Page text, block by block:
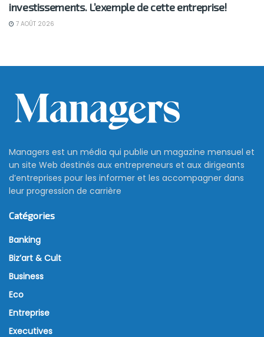
investissements. L’exemple de cette entreprise!
7 AOÛT 2026
Managers est un média qui publie un magazine mensuel et
un site Web destinés aux entrepreneurs et aux dirigeants
d’entreprises pour les informer et les accompagner dans
leur progression de carrière
Catégories
Banking
Biz’art & Cult
Business
Eco
Entreprise
Executives